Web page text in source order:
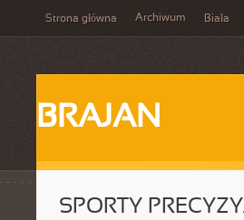
Strona główna Archiwum Biała
BRAJAN
SPORTY